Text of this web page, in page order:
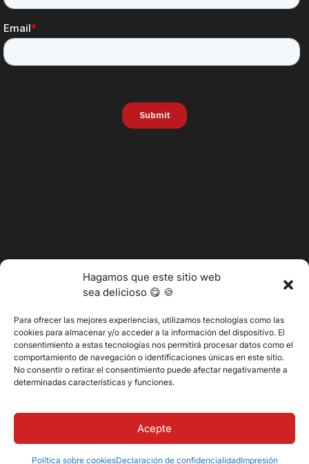
Hagamos que este sitio web
sea delicioso 😋 🍪
Para ofrecer las mejores experiencias, utilizamos tecnologías como las
cookies para almacenar y/o acceder a la información del dispositivo. El
consentimiento a estas tecnologías nos permitirá procesar datos como el
comportamiento de navegación o identificaciones únicas en este sitio.
No consentir o retirar el consentimiento puede afectar negativamente a
determinadas características y funciones.
Acepte
Política sobre cookiesDeclaración de confidencialidadImpresión
@2025 Vertitech. Todos los derechos reservados.
Política de privacidad